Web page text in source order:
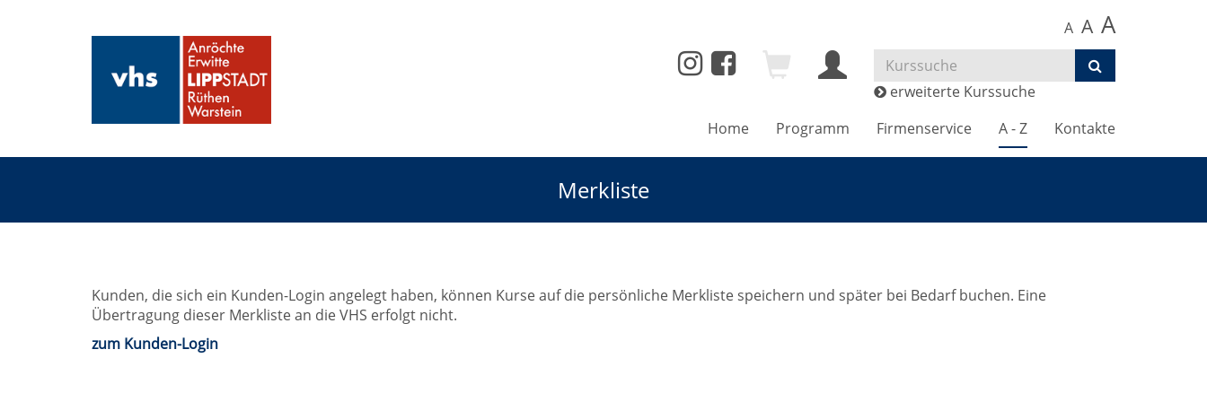
A A A
erweiterte Kurssuche
Home
Programm Firmenservice A - Z Kontakte
Merkliste
Kunden, die sich ein Kunden-Login angelegt haben, können Kurse auf die persönliche Merkliste speichern und später bei Bedarf buchen. Eine
Übertragung dieser Merkliste an die VHS erfolgt nicht.
zum Kunden-Login